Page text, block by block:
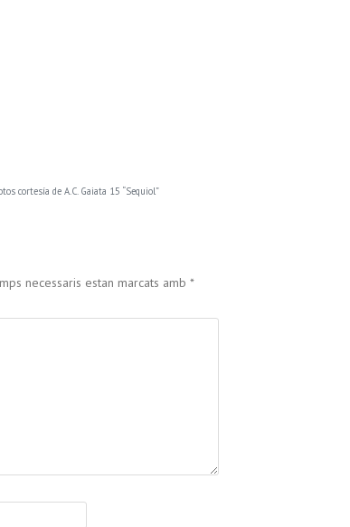
cortesía de A.C. Gaiata 15 “Sequiol”
necessaris estan marcats amb *